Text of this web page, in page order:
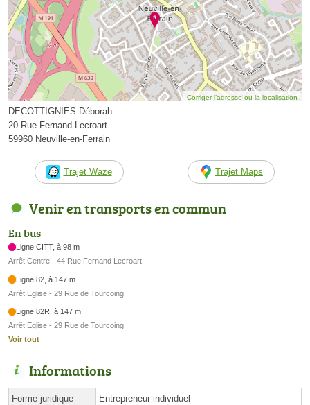
Corriger l’adresse ou la localisation
DECOTTIGNIES Déborah
20 Rue Fernand Lecroart
59960 Neuville-en-Ferrain
Trajet Waze Trajet Maps
Venir en transports en commun
En bus
Ligne CITT, à 98 m
Arrêt Centre - 44 Rue Fernand Lecroart
Ligne 82, à 147 m
Arrêt Eglise - 29 Rue de Tourcoing
Ligne 82R, à 147 m
Arrêt Eglise - 29 Rue de Tourcoing
Voir tout
Informations
Forme juridique Entrepreneur individuel